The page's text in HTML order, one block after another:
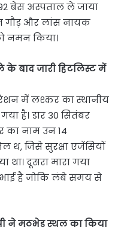
बेस अस्पताल ले जाया
गौड़ और लांस नायक
नमन किया।
बाद जारी हिटलिस्ट में
में लश्कर का स्थानीय
है। डार 30 सितंबर
का नाम उन 14
थ, जिसे सुरक्षा एजेंसियों
दूसरा मारा गया
है जोकि लंबे समय से
ने मुठभेड़ स्थल का किया